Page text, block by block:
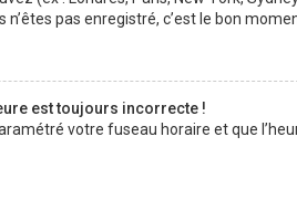
pas enregistré, c’est le bon
est toujours incorrecte !
votre fuseau horaire et que